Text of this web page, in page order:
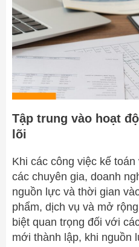
Tập trung vào hoạt
lõi
Khi các công việc kế
các chuyên gia, doanh
nguồn lực và thời gian
phẩm, dịch vụ và mở
biệt quan trọng đối với
mới thành lập, khi nguồn